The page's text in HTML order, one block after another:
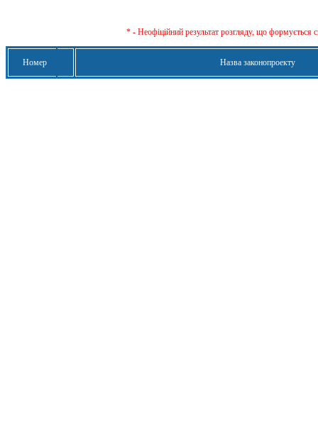
* - Неофіційний результат розгляду, що формується
Номер Назва законопроекту